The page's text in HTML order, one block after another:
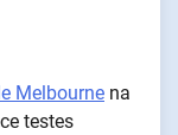
Melbourne na
testes